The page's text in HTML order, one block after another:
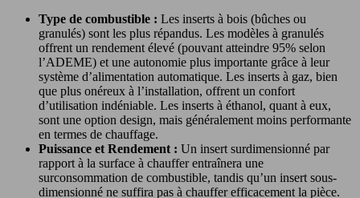
Type de combustible : Les inserts à bois (bûches ou
granulés) sont les plus répandus. Les modèles à granulés
offrent un rendement élevé (pouvant atteindre 95% selon
l’ADEME) et une autonomie plus importante grâce à leur
système d’alimentation automatique. Les inserts à gaz, bien
que plus onéreux à l’installation, offrent un confort
d’utilisation indéniable. Les inserts à éthanol, quant à eux,
sont une option design, mais généralement moins performante
en termes de chauffage.
Puissance et Rendement : Un insert surdimensionné par
rapport à la surface à chauffer entraînera une
surconsommation de combustible, tandis qu’un insert sous-
dimensionné ne suffira pas à chauffer efficacement la pièce.